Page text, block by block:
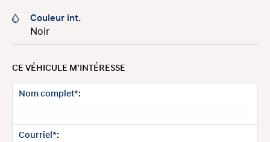
Couleur int.
Noir
CE VÉHICULE M’INTÉRESSE
Nom complet*:
Courriel*: